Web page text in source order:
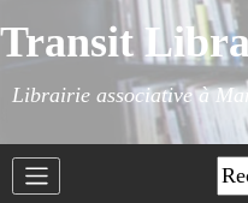
Transit
Librairie associative à